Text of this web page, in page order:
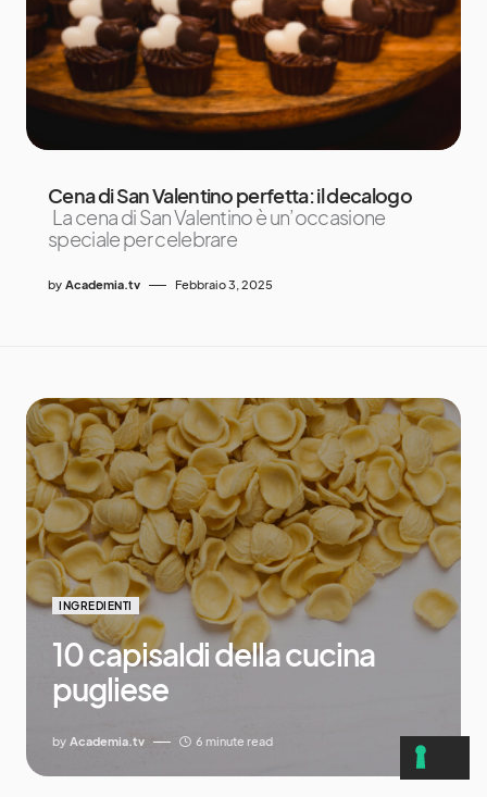
Cena di San Valentino perfetta: il decalogo
La cena di San Valentino è un’occasione
speciale per celebrare
by Academia.tv Febbraio 3, 2025
INGREDIENTI
10 capisaldi della cucina
pugliese
by Academia.tv 6 minute read